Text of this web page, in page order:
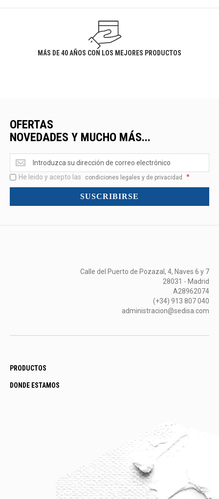
MÁS DE 40 AÑOS CON LOS MEJORES PRODUCTOS
OFERTAS
NOVEDADES Y MUCHO MÁS...
Ofertas
<br>Novedades
y
mucho
He leido y acepto las condiciones legales y de privacidad *
SUSCRIBIRSE
Calle del Puerto de Pozazal, 4, Naves 6 y 7
28031 - Madrid
A28962074
(+34) 913 807 040
administracion@sedisa.com
PRODUCTOS
DONDE ESTAMOS